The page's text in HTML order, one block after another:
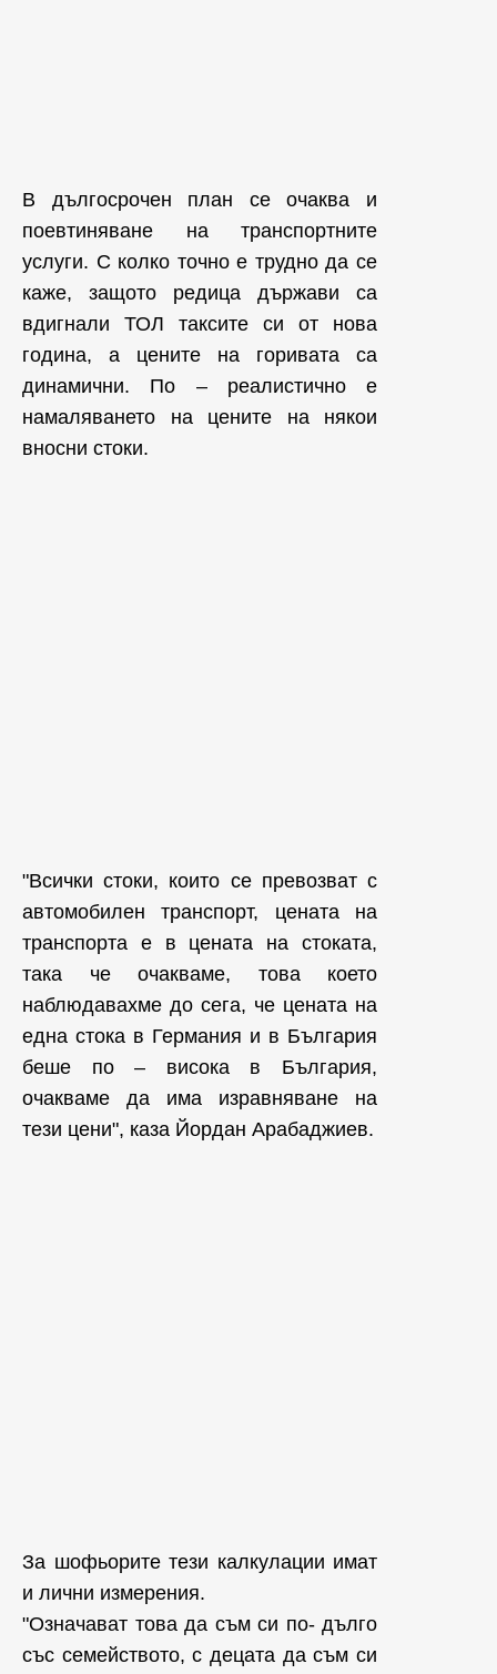
В дългосрочен план се очаква и
поевтиняване на транспортните
услуги. С колко точно е трудно да се
каже, защото редица държави са
вдигнали ТОЛ таксите си от нова
година, а цените на горивата са
динамични. По – реалистично е
намаляването на цените на някои
вносни стоки.
"Всички стоки, които се превозват с
автомобилен транспорт, цената на
транспорта е в цената на стоката,
така че очакваме, това което
наблюдавахме до сега, че цената на
една стока в Германия и в България
беше по – висока в България,
очакваме да има изравняване на
тези цени", каза Йордан Арабаджиев.
За шофьорите тези калкулации имат
и лични измерения.
"Означават това да съм си по- дълго
със семейството, с децата да съм си